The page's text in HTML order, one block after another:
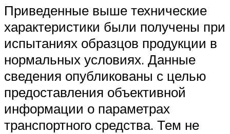
Приведенные выше технические
характеристики были получены при
испытаниях образцов продукции в
нормальных условиях. Данные
сведения опубликованы с целью
предоставления объективной
информации о параметрах
транспортного средства. Тем не